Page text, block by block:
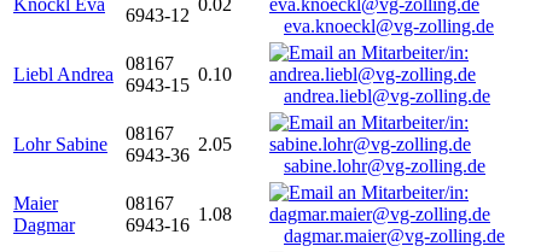
Knöckl Eva
6943-12
0.02
eva.knoeckl@vg-zolling.de
Liebl Andrea
08167
6943-15
0.10
andrea.liebl@vg-zolling.de
Lohr Sabine
08167
6943-36
2.05
sabine.lohr@vg-zolling.de
Maier
Dagmar
08167
6943-16
1.08
dagmar.maier@vg-zolling.de